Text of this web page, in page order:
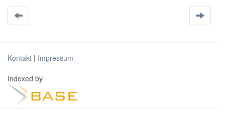
Kontakt | Impressum
Indexed by